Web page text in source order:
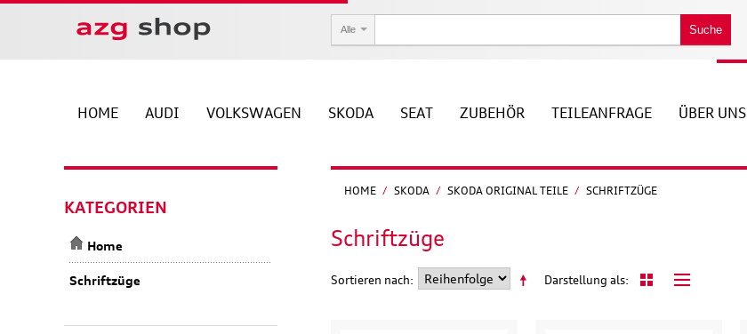
Welcome
Alle Suche
HOME AUDI VOLKSWAGEN SKODA SEAT ZUBEHÖR TEILEANFRAGE ÜBER UNS
HOME / SKODA / SKODA ORIGINAL TEILE / SCHRIFTZÜGE
Schriftzüge
Darstellung als
Sortieren nach
KATEGORIEN
Home
Schriftzüge